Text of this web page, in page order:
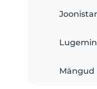
Mängud